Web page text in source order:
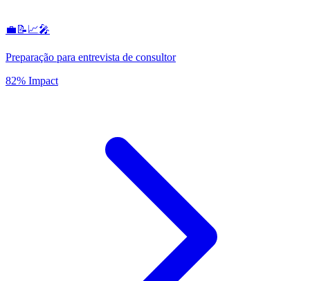
💼📝📈🎤
Preparação para entrevista de consultor
82% Impact